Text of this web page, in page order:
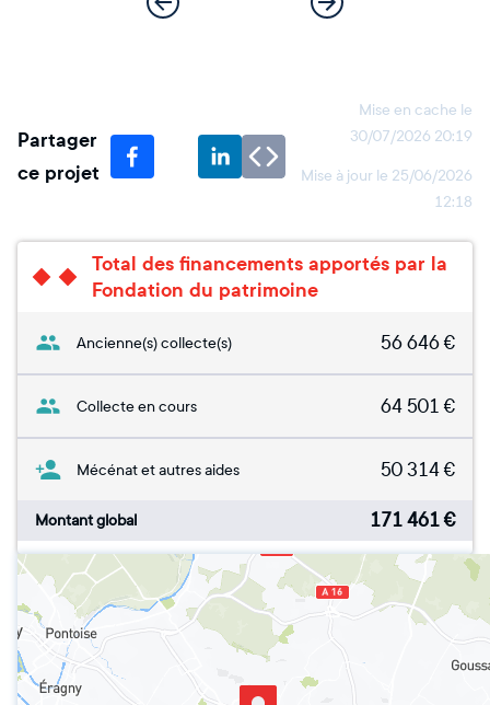
Partager
ce projet
Mise en cache le
30/07/2026 20:19
Mise à jour le 25/06/2026
12:18
Total des financements apportés par la
Fondation du patrimoine
Ancienne(s) collecte(s) 56 646€
Collecte en cours 64 501 €
Mécénat et autres aides 50 314€
Montant global 171 461€